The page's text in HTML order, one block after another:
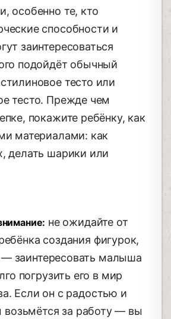
особенно те, кто
способности и
заинтересоваться
подойдёт обычный
тесто или
тесто. Прежде чем
покажите ребёнку, как
материалами: как
делать шарики или
не ожидайте от
создания фигурок,
заинтересовать малыша
погрузить его в мир
Если он с радостью и
возьмётся за работу — вы